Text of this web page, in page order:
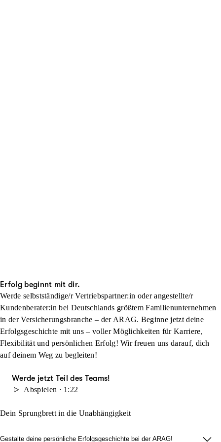
Erfolg beginnt mit dir.
Werde selbstständige/r Vertriebspartner:in oder angestellte/r
Kundenberater:in bei Deutschlands größtem Familienunternehmen
in der Versicherungsbranche – der ARAG. Beginne jetzt deine
Erfolgsgeschichte mit uns – voller Möglichkeiten für Karriere,
Flexibilität und persönlichen Erfolg! Wir freuen uns darauf, dich
auf deinem Weg zu begleiten!
Werde jetzt Teil des Teams!
Abspielen · 1:22
Dein Sprungbrett in die Unabhängigkeit
Gestalte deine persönliche Erfolgsgeschichte bei der ARAG!